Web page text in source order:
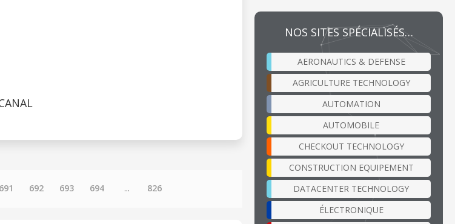
691 692 693 694 ... 826
NOS SITES SPÉCIALISÉS…
AERONAUTICS & DEFENSE
AGRICULTURE TECHNOLOGY
AUTOMATION
AUTOMOBILE
CHECKOUT TECHNOLOGY
CONSTRUCTION EQUIPEMENT
DATACENTER TECHNOLOGY
ÉLECTRONIQUE